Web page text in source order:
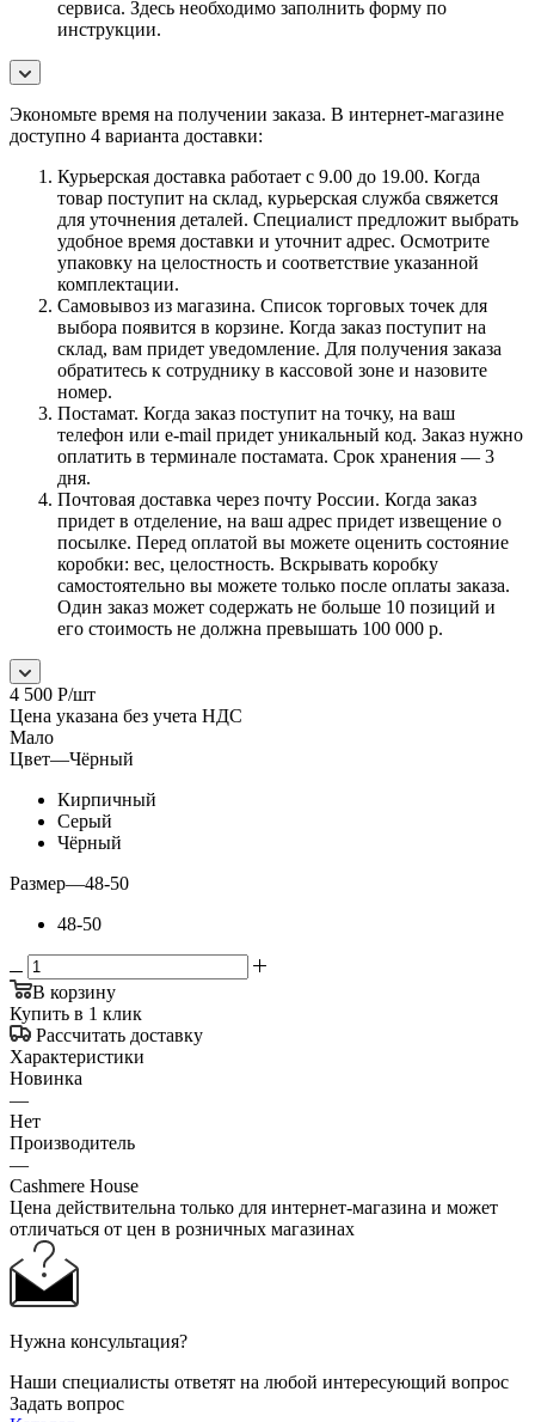
сервиса. Здесь необходимо заполнить форму по
инструкции.
Экономьте время на получении заказа. В интернет-магазине
доступно 4 варианта доставки:
Курьерская доставка работает с 9.00 до 19.00. Когда
товар поступит на склад, курьерская служба свяжется
для уточнения деталей. Специалист предложит выбрать
удобное время доставки и уточнит адрес. Осмотрите
упаковку на целостность и соответствие указанной
комплектации.
Самовывоз из магазина. Список торговых точек для
выбора появится в корзине. Когда заказ поступит на
склад, вам придет уведомление. Для получения заказа
обратитесь к сотруднику в кассовой зоне и назовите
номер.
Постамат. Когда заказ поступит на точку, на ваш
телефон или e-mail придет уникальный код. Заказ нужно
оплатить в терминале постамата. Срок хранения — 3
дня.
Почтовая доставка через почту России. Когда заказ
придет в отделение, на ваш адрес придет извещение о
посылке. Перед оплатой вы можете оценить состояние
коробки: вес, целостность. Вскрывать коробку
самостоятельно вы можете только после оплаты заказа.
Один заказ может содержать не больше 10 позиций и
его стоимость не должна превышать 100 000 р.
4 500 Р/шт
Цена указана без учета НДС
Мало
Цвет—Чёрный
Кирпичный
Серый
Чёрный
Размер—48-50
48-50
В корзину
Купить в 1 клик
Рассчитать доставку
Характеристики
Новинка
—
Нет
Производитель
—
Cashmere House
Цена действительна только для интернет-магазина и может
отличаться от цен в розничных магазинах
Нужна консультация?
Наши специалисты ответят на любой интересующий вопрос
Задать вопрос